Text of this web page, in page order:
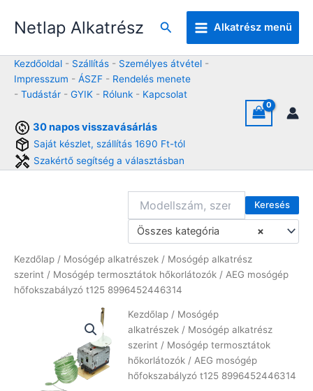
Netlap Alkatrész Keresés Alkatrész menü
Kezdőoldal - Szállítás - Személyes átvétel -
Impresszum - ÁSZF - Rendelés menete
- Tudástár - GYIK - Rólunk - Kapcsolat
30 napos visszavásárlás
Saját készlet, szállítás 1690 Ft-tól
Szakértő segítség a választásban
Keresés
×
Összes kategória
Kezdőlap / Mosógép alkatrészek / Mosógép alkatrész
szerint / Mosógép termosztátok hőkorlátozók / AEG mosógép
hőfokszabályzó t125 8996452446314
Kezdőlap / Mosógép
alkatrészek / Mosógép alkatrész
szerint / Mosógép termosztátok
hőkorlátozók / AEG mosógép
hőfokszabályzó t125 8996452446314